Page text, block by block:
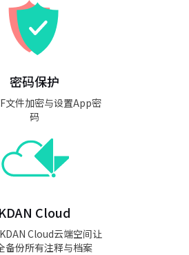
密码保护
文件加密与设置App密
码
KDAN Cloud
Cloud云端空间让
备份所有注释与档案